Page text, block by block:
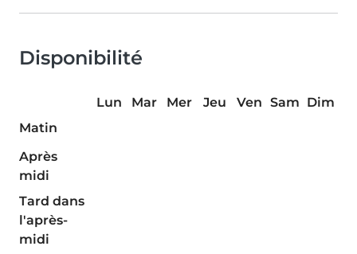
Disponibilité
Lun Mar Mer Jeu Ven Sam Dim
Matin
Après
midi
Tard dans
l'après-
midi